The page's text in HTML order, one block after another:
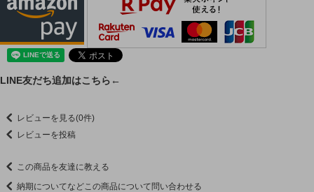
LINE友だち追加はこちら←
レビューを見る(0件)
レビューを投稿
この商品を友達に教える
納期についてなどこの商品について問い合わせる